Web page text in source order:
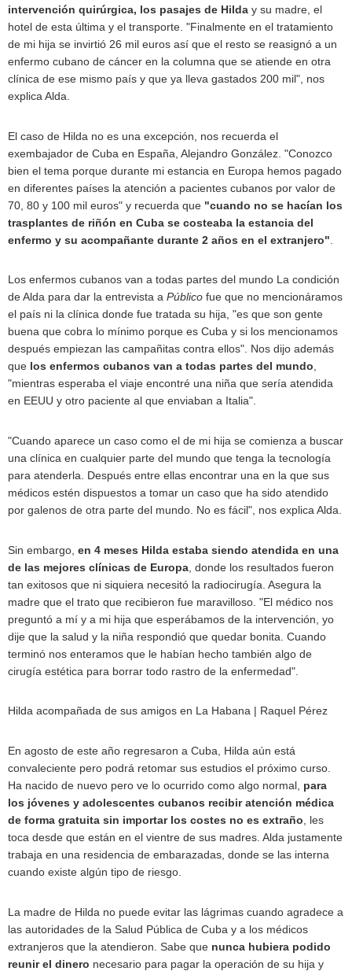
intervención quirúrgica, los pasajes de Hilda y su madre, el
hotel de esta última y el transporte. "Finalmente en el tratamiento
de mi hija se invirtió 26 mil euros así que el resto se reasignó a un
enfermo cubano de cáncer en la columna que se atiende en otra
clínica de ese mismo país y que ya lleva gastados 200 mil", nos
explica Alda.
El caso de Hilda no es una excepción, nos recuerda el
exembajador de Cuba en España, Alejandro González. "Conozco
bien el tema porque durante mi estancia en Europa hemos pagado
en diferentes países la atención a pacientes cubanos por valor de
70, 80 y 100 mil euros" y recuerda que "cuando no se hacían los
trasplantes de riñón en Cuba se costeaba la estancia del
enfermo y su acompañante durante 2 años en el extranjero"
Los enfermos cubanos van a todas partes del mundo La condición
de Alda para dar la entrevista a Público fue que no mencionáramos
el país ni la clínica donde fue tratada su hija, "es que son gente
buena que cobra lo mínimo porque es Cuba y si los mencionamos
después empiezan las campañitas contra ellos". Nos dijo además
que los enfermos cubanos van a todas partes del mundo,
"mientras esperaba el viaje encontré una niña que sería atendida
en EEUU y otro paciente al que enviaban a Italia".
"Cuando aparece un caso como el de mi hija se comienza a buscar
una clínica en cualquier parte del mundo que tenga la tecnología
para atenderla. Después entre ellas encontrar una en la que sus
médicos estén dispuestos a tomar un caso que ha sido atendido
por galenos de otra parte del mundo. No es fácil", nos explica Alda.
Sin embargo, en 4 meses Hilda estaba siendo atendida en una
de las mejores clínicas de Europa , donde los resultados fueron
tan exitosos que ni siquiera necesitó la radiocirugía. Asegura la
madre que el trato que recibieron fue maravilloso. "El médico nos
preguntó a mí y a mi hija que esperábamos de la intervención, yo
dije que la salud y la niña respondió que quedar bonita. Cuando
terminó nos enteramos que le habían hecho también algo de
cirugía estética para borrar todo rastro de la enfermedad".
Hilda acompañada de sus amigos en La Habana | Raquel Pérez
En agosto de este año regresaron a Cuba, Hilda aún está
convaleciente pero podrá retomar sus estudios el próximo curso.
Ha nacido de nuevo pero ve lo ocurrido como algo normal, para
los jóvenes y adolescentes cubanos recibir atención médica
de forma gratuita sin importar los costes no es extraño , les
toca desde que están en el vientre de sus madres. Alda justamente
trabaja en una residencia de embarazadas, donde se las interna
cuando existe algún tipo de riesgo.
La madre de Hilda no puede evitar las lágrimas cuando agradece a
las autoridades de la Salud Pública de Cuba y a los médicos
extranjeros que la atendieron. Sabe que nunca hubiera podido
reunir el dinero necesario para pagar la operación de su hija y